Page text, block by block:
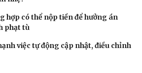
Tuyên Quang, Quảng Trị: Thí
bị ảnh hưởng